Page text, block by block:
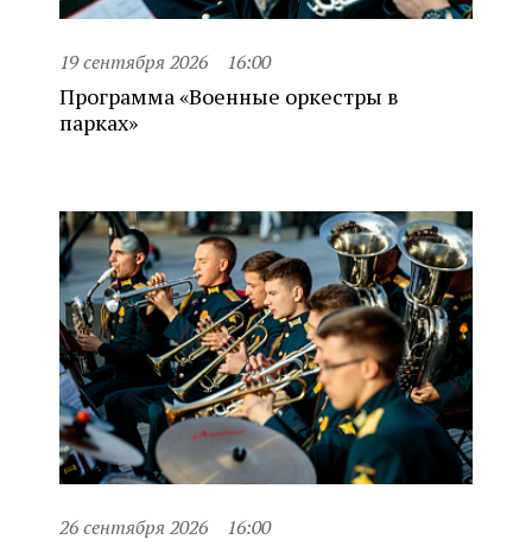
19 сентября 2026 16:00
Программа «Военные оркестры в
парках»
26 сентября 2026 16:00